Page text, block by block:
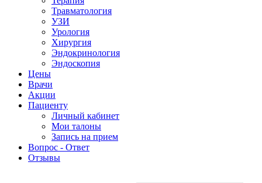
Травматология
УЗИ
Урология
Хирургия
Эндокринология
Эндоскопия
Цены
Врачи
Акции
Пациенту
Личный кабинет
Мои талоны
Запись на прием
Вопрос - Ответ
Отзывы